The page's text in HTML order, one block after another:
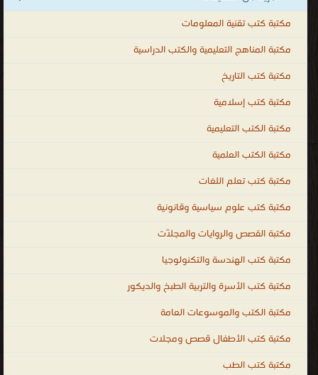
مكتبة كتب تقنية المعلومات
مكتبة المناهج التعليمية والكتب الدراسية
مكتبة كتب التاريخ
مكتبة كتب إسلامية
مكتبة الكتب التعليمية
مكتبة الكتب العلمية
مكتبة كتب تعلم اللغات
مكتبة كتب علوم سياسية وقانونية
مكتبة القصص والروايات والمجلّات
مكتبة كتب الهندسة والتكنولوجيا
مكتبة كتب الأسرة والتربية الطبخ والديكور
مكتبة الكتب والموسوعات العامة
مكتبة كتب الأطفال قصص ومجلات
مكتبة كتب الطب